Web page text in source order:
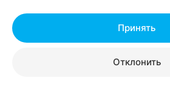
Отклонить
Принять